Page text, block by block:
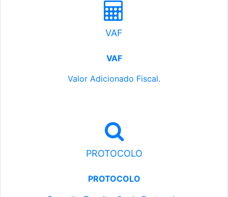
VAF
VAF
Valor Adicionado Fiscal.
PROTOCOLO
PROTOCOLO